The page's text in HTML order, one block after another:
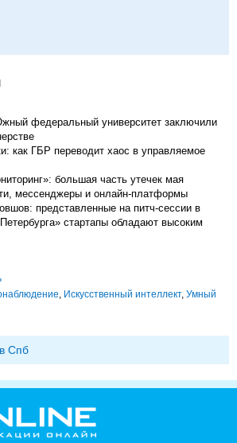
федеральный университет заключили
как ГБР переводит хаос в управляемое
большая часть утечек мая
мессенджеры и онлайн-платформы
представленные на питч-сессии в
стартапы обладают высоким
Искусственный интеллект, Умный
Спб